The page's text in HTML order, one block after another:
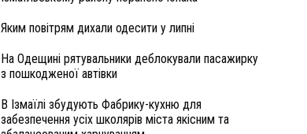
Яким повітрям дихали одесити у липні
На Одещині рятувальники деблокували пасажирку
з пошкодженої автівки
В Ізмаїлі збудують Фабрику-кухню для
забезпечення усіх школярів міста якісним та